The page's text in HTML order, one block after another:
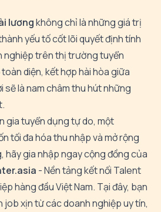
lươngkhông chỉ là những giá trị
yếu tố cốt lõi quyết định tính
nghiệp trên thị trường tuyển
diện, kết hợp hài hòa giữa
sẽ là nam châm thu hút những
gia tuyển dụng tự do, một
tối đa hóa thu nhập và mở rộng
hãy gia nhập ngay cộng đồng của
- Nền tảng kết nối Talent
hàng đầu Việt Nam. Tại đây, bạn
job xịn từ các doanh nghiệp uy tín,